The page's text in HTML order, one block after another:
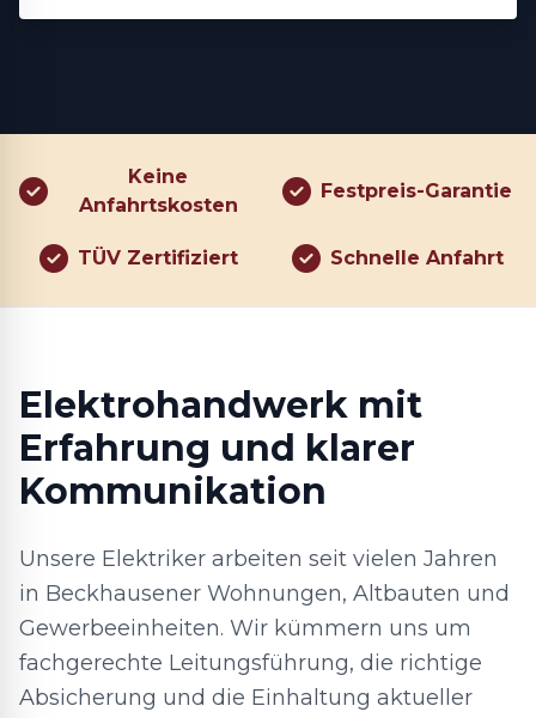
Keine
Anfahrtskosten
Festpreis-Garantie
TÜV Zertifiziert Schnelle Anfahrt
Elektrohandwerk mit
Erfahrung und klarer
Kommunikation
Unsere Elektriker arbeiten seit vielen Jahren
in Beckhausener Wohnungen, Altbauten und
Gewerbeeinheiten. Wir kümmern uns um
fachgerechte Leitungsführung, die richtige
Absicherung und die Einhaltung aktueller